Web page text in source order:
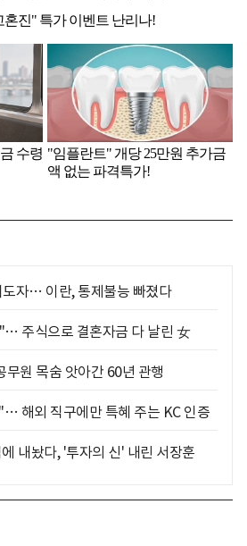
도자… 이란, 통제불능 빠졌다
주식으로 결혼자금 다 날린 女
원 목숨 앗아간 60년 관행
해외 직구에만 특혜 주는 KC 인증
내놨다, '투자의 신' 내린 서장훈